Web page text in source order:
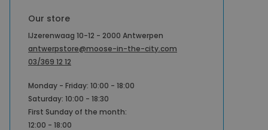
Our store
IJzerenwaag 10-12 - 2000 Antwerpen
antwerpstore@moose-in-the-city.com
03/369 12 12
Monday - Friday: 10:00 - 18:00
Saturday: 10:00 - 18:30
First Sunday of the month:
12:00 - 18:00